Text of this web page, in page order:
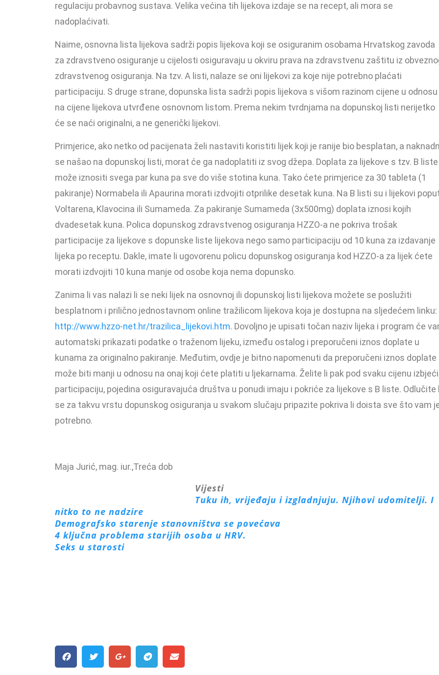
regulaciju probavnog sustava. Velika većina tih lijekova izdaje se na recept, ali mora se
nadoplaćivati.
Naime, osnovna lista lijekova sadrži popis lijekova koji se osiguranim osobama Hrvatskog zavoda
za zdravstveno osiguranje u cijelosti osiguravaju u okviru prava na zdravstvenu zaštitu iz
zdravstvenog osiguranja. Na tzv. A listi, nalaze se oni lijekovi za koje nije potrebno plaćati
participaciju. S druge strane, dopunska lista sadrži popis lijekova s višom razinom cijene u odnosu
na cijene lijekova utvrđene osnovnom listom. Prema nekim tvrdnjama na dopunskoj listi nerijetko
će se naći originalni, a ne generički lijekovi.
Primjerice, ako netko od pacijenata želi nastaviti koristiti lijek koji je ranije bio besplatan, a
se našao na dopunskoj listi, morat će ga nadoplatiti iz svog džepa. Doplata za lijekove s tzv. B liste
može iznositi svega par kuna pa sve do više stotina kuna. Tako ćete primjerice za 30 tableta (1
pakiranje) Normabela ili Apaurina morati izdvojiti otprilike desetak kuna. Na B listi su i lijekovi
Voltarena, Klavocina ili Sumameda. Za pakiranje Sumameda (3x500mg) doplata iznosi kojih
dvadesetak kuna. Polica dopunskog zdravstvenog osiguranja HZZO-a ne pokriva trošak
participacije za lijekove s dopunske liste lijekova nego samo participaciju od 10 kuna za izdavanje
lijeka po receptu. Dakle, imate li ugovorenu policu dopunskog osiguranja kod HZZO-a za lijek ćete
morati izdvojiti 10 kuna manje od osobe koja nema dopunsko.
Zanima li vas nalazi li se neki lijek na osnovnoj ili dopunskoj listi lijekova možete se poslužiti
besplatnom i prilično jednostavnom online tražilicom lijekova koja je dostupna na sljedećem linku:
http://www.hzzo-net.hr/trazilica_lijekovi.htm. Dovoljno je upisati točan naziv lijeka i program će
automatski prikazati podatke o traženom lijeku, između ostalog i preporučeni iznos doplate u
kunama za originalno pakiranje. Međutim, ovdje je bitno napomenuti da preporučeni iznos doplate
može biti manji u odnosu na onaj koji ćete platiti u ljekarnama. Želite li pak pod svaku cijenu izbjeći
participaciju, pojedina osiguravajuća društva u ponudi imaju i pokriće za lijekove s B liste. Odlučite
se za takvu vrstu dopunskog osiguranja u svakom slučaju pripazite pokriva li doista sve što vam
potrebno.
Maja Jurić, mag. iur.,Treća dob
Vijesti
Tuku ih, vrijeđaju i izgladnjuju. Njihovi udomitelji. I
nitko to ne nadzire
Demografsko starenje stanovništva se povećava
4 ključna problema starijih osoba u HRV.
Seks u starosti